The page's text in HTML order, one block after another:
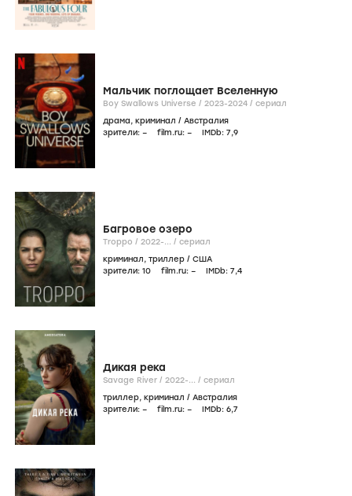
Мальчик поглощает Вселенную
Boy Swallows Universe / 2023-2024 / сериал
драма, криминал / Австралия
зрители: – film.ru: – IMDb: 7,9
Багровое озеро
Troppo / 2022-... / сериал
криминал, триллер / США
зрители: 10 film.ru: – IMDb: 7,4
Дикая река
Savage River / 2022-... / сериал
триллер, криминал / Австралия
зрители: – film.ru: – IMDb: 6,7